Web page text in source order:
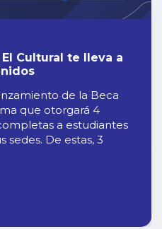
El Cultural te lleva a
de la Beca
que otorgará 4
a estudiantes
sedes. De estas, 3